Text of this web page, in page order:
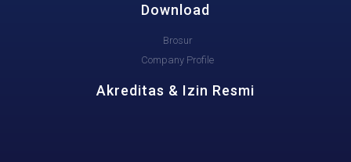
Download
Brosur
Company Profile
Akreditas & Izin Resmi